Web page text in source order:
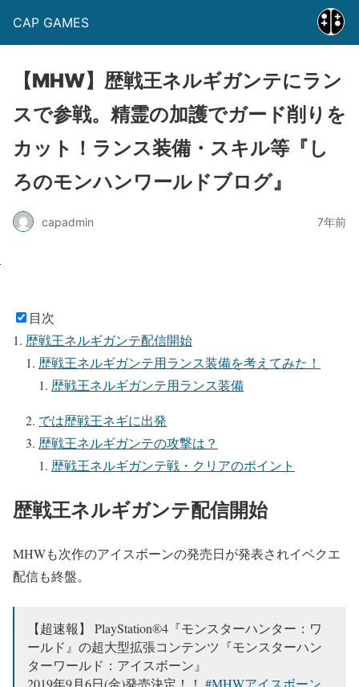
CAP GAMES
【MHW】歴戦王ネルギガンテにラン
スで参戦。精霊の加護でガード削りを
カット！ランス装備・スキル等『し
ろのモンハンワールドブログ』
capadmin 7年前
目次
歴戦王ネルギガンテ配信開始
歴戦王ネルギガンテ用ランス装備を考えてみた！
歴戦王ネルギガンテ用ランス装備
では歴戦王ネギに出発
歴戦王ネルギガンテの攻撃は？
歴戦王ネルギガンテ戦・クリアのポイント
歴戦王ネルギガンテ配信開始
MHWも次作のアイスボーンの発売日が発表されイベクエ
配信も終盤。
【超速報】 PlayStation®4『モンスターハンター：ワ
ールド』の超大型拡張コンテンツ『モンスターハン
ターワールド：アイスボーン』
2019年9月6日(金)発売決定！！ #MHWアイスボーン